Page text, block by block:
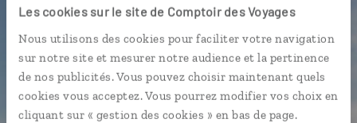
Les cookies sur le site de Comptoir des Voyages
Nous utilisons des cookies pour faciliter votre navigation
sur notre site et mesurer notre audience et la pertinence
de nos publicités. Vous pouvez choisir maintenant quels
cookies vous acceptez. Vous pourrez modifier vos choix en
cliquant sur « gestion des cookies » en bas de page.
Notre sélection debiergarten
Les plus belles maisons
hanséatiques géolocalisées
L'album souvenirs à composer
vous-même